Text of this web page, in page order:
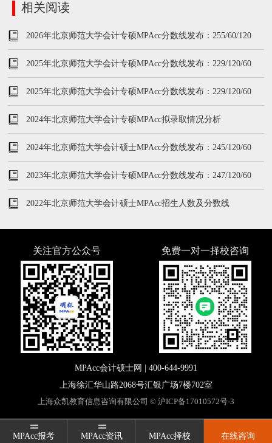
相关阅读
2026年北京师范大学会计专硕MPAcc分数线发布：255/60/120
2025年北京师范大学会计专硕MPAcc分数线发布：229/120/60
2025年北京师范大学会计专硕MPAcc分数线发布：229/120/60
2024年北京师范大学会计专硕MPAcc拟录取情况分析
2024年北京师范大学会计硕士MPAcc分数线发布：245/120/60
2023年北京师范大学会计专硕MPAcc分数线发布：247/120/60
2022年北京师范大学会计硕士MPAcc招生人数及分数线
MPAcc报考 MPAcc资讯 MPAcc择校 在线咨询
关注官方公众号 免费一对一择校咨询
MPAcc会计硕士网 | 400-644-9991
上海徐汇华山路2068号汇银广场7楼702室
上海众凯教育信息咨询有限公司 © 沪ICP备17010572号-3
MPAcc报考 MPAcc资讯 MPAcc择校 在线咨询